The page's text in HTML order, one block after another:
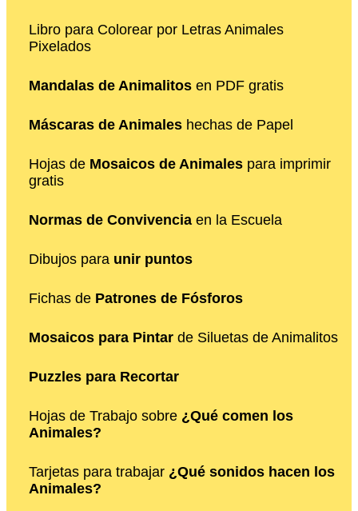
Libro para Colorear por Letras Animales
Pixelados
Mandalas de Animalitos en PDF gratis
Máscaras de Animales hechas de Papel
Hojas de Mosaicos de Animales para imprimir
gratis
Normas de Convivencia en la Escuela
Dibujos para unir puntos
Fichas de Patrones de Fósforos
Mosaicos para Pintar de Siluetas de Animalitos
Puzzles para Recortar
Hojas de Trabajo sobre ¿Qué comen los
Animales?
Tarjetas para trabajar ¿Qué sonidos hacen los
Animales?